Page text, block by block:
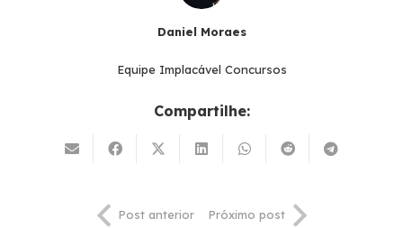
Daniel Moraes
Equipe Implacável Concursos
Compartilhe:
Post anterior Próximo post